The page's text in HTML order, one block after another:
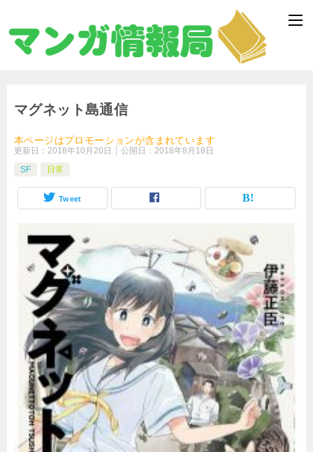
マグネット島通信
本ページはプロモーションが含まれています
更新日： 2018年10月20日 公開日： 2018年8月18日
SF
日常
Tweet